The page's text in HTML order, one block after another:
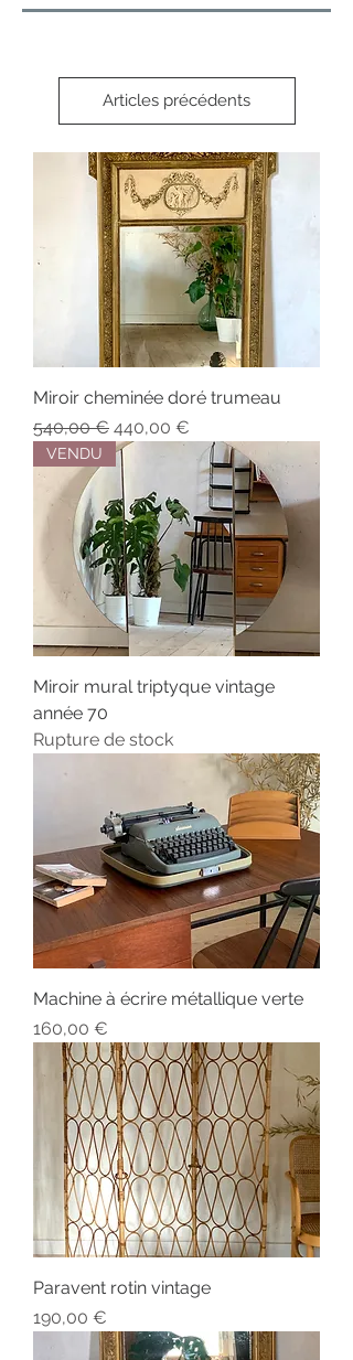
Articles précédents
Miroir cheminée doré trumeau
Prix original
540,00 € Prix promotionnel
440,00 €
VENDU
Miroir mural triptyque vintage
année 70
Rupture de stock
Machine à écrire métallique verte
Prix
160,00 €
Paravent rotin vintage
Prix
190,00 €